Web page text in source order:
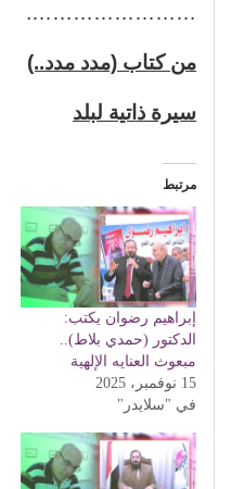
…………………….
من كتاب (مدد مدد..)
سيرة ذاتية لبلد
مرتبط
إبراهيم رضوان يكتب:
الدكتور (حمدي بلاط)..
مبعوث العنايه الإلهية
15 نوفمبر، 2025
في "سلايدر"